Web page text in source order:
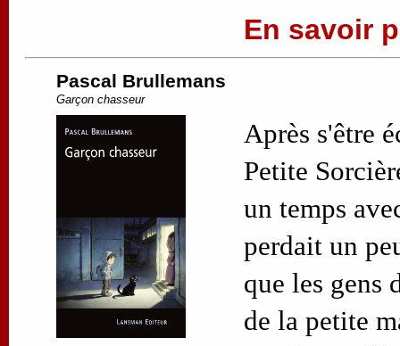
En savoir
Pascal Brullemans
Garçon chasseur
Après s'être
Petite
un temps
perdait un
que les gens
de la petite